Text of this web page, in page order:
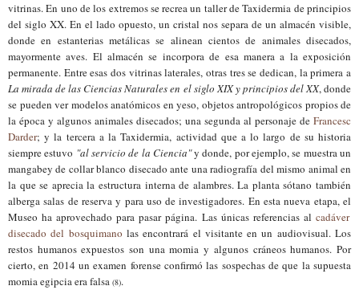
vitrinas. En uno de los extremos se recreaun taller deTaxidermia de principios
del siglo XX. En el lado opuesto, un cristal nos separa de un almacén visible,
donde en estanterias metálicas se alinean cientos de animales disecados,
mayormente aves. El almacén se incorpora de esa manera a la exposición
permanente. Entre esas dos vitrinas laterales, otras tres se dedican, la primera a
La mirada de lasCiencias Naturales en el siglo XIX y principios del XX, donde
se pueden ver modelos anatómicos en yeso, objetos antropológicos propios de
la época y algunos animales disecados; una segunda al personaje de Francesc
Darder; y la tercera a la Taxidermia, actividad que a lo largo de su historia
siempre estuvo "al servicio de la Ciencia"y donde, por ejemplo, se muestra un
mangabey de collar blanco disecado ante una radiografía del mismo animal en
la que se aprecia la estructura interna de alambres. La planta sótano también
albergasalas de reserva y para uso deinvestigadores. En esta nueva etapa, el
Museo ha aprovechado para pasar página. Las únicas referencias al cadáver
disecado del bosquimano las encontrará el visitante en un audiovisual.Los
restos humanos expuestos son una momia y algunos cráneos humanos. Por
cierto, en 2014 un examen forense confirmó las sospechas de que la supuesta
momia egipciaera falsa (8).